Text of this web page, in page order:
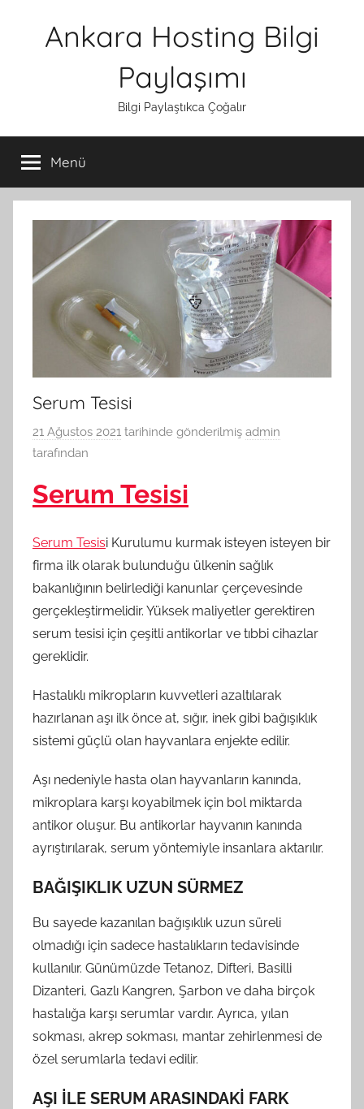
Ankara Hosting Bilgi
Paylaşımı
Bilgi Paylaştıkca Çoğalır
Menü
Serum Tesisi
21 Ağustos 2021 tarihinde gönderilmiş admin
tarafından
Serum Tesisi
Serum Tesisi Kurulumu kurmak isteyen isteyen bir
firma ilk olarak bulunduğu ülkenin sağlık
bakanlığının belirlediği kanunlar çerçevesinde
gerçekleştirmelidir. Yüksek maliyetler gerektiren
serum tesisi için çeşitli antikorlar ve tıbbi cihazlar
gereklidir.
Hastalıklı mikropların kuvvetleri azaltılarak
hazırlanan aşı ilk önce at, sığır, inek gibi bağışıklık
sistemi güçlü olan hayvanlara enjekte edilir.
Aşı nedeniyle hasta olan hayvanların kanında,
mikroplara karşı koyabilmek için bol miktarda
antikor oluşur. Bu antikorlar hayvanın kanında
ayrıştırılarak, serum yöntemiyle insanlara aktarılır.
BAĞIŞIKLIK UZUN SÜRMEZ
Bu sayede kazanılan bağışıklık uzun süreli
olmadığı için sadece hastalıkların tedavisinde
kullanılır. Günümüzde Tetanoz, Difteri, Basilli
Dizanteri, Gazlı Kangren, Şar­bon ve daha birçok
hastalığa karşı serumlar vardır. Ayrıca, yılan
sokması, akrep sokması, mantar zehirlenmesi de
özel serumlarla tedavi edilir.
AŞI İLE SERUM ARASINDAKİ FARK